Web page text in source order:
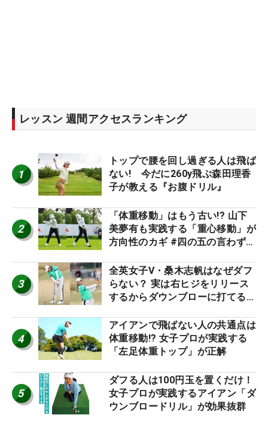
レッスン 週間アクセスランキング
1
トップで腰を回し過ぎる人は飛ば
ない! 今だに260y飛ぶ森田理香
子が教える『お腹ドリル』
2
「体重移動」はもう古い!? 山下
美夢有も実践する「重心移動」が
方向性のカギ #四の五の言わず振
3
全英女子V・桑木志帆はなぜダフ
らない？ 実は右ヒジをリリース
するからダウンブローに打てる #
4
アイアンで飛ばない人の共通点は
体重移動!? 女子プロが実践する
「左足体重トップ」が正解
5
ダフる人は100円玉を置くだけ！
女子プロが実践するアイアン「ダ
ウンブロードリル」が効果抜群